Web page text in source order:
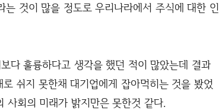
것이 많을 정도로 우리나라에서 주식에 대한 인
다 훌륭하다고 생각을 했던 적이 많았는데 결과
쉬지 못한채 대기업에게 잡아먹히는 것을 봤었
사회의 미래가 밝지만은 못한것 같다.